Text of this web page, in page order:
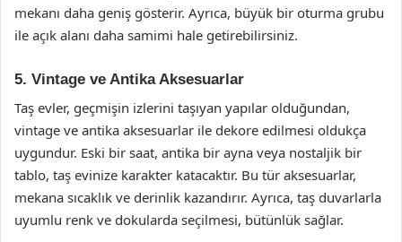
mekanı daha geniş gösterir. Ayrıca, büyük bir oturma grubu
ile açık alanı daha samimi hale getirebilirsiniz.
5. Vintage ve Antika Aksesuarlar
Taş evler, geçmişin izlerini taşıyan yapılar olduğundan,
vintage ve antika aksesuarlar ile dekore edilmesi oldukça
uygundur. Eski bir saat, antika bir ayna veya nostaljik bir
tablo, taş evinize karakter katacaktır. Bu tür aksesuarlar,
mekana sıcaklık ve derinlik kazandırır. Ayrıca, taş duvarlarla
uyumlu renk ve dokularda seçilmesi, bütünlük sağlar.